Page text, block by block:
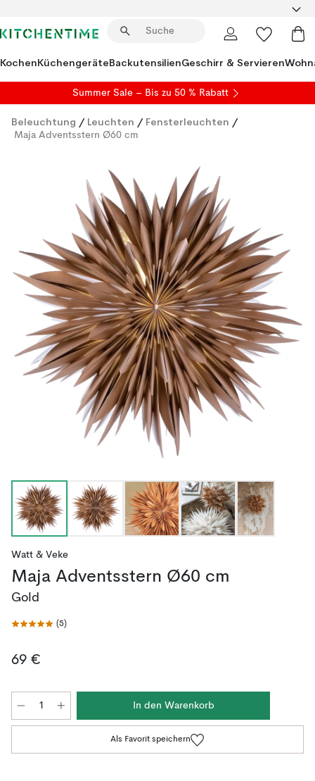
KochenKüchengeräteBackutensilienGeschirr & Servieren
Summer Sale – Bis zu 50 % Rabatt
Beleuchtung / Leuchten / Fensterleuchten /
Maja Adventsstern Ø60 cm
Watt & Veke
Maja Adventsstern Ø60 cm
Gold
(5)
69 €
In den Warenkorb
Als Favorit speichern